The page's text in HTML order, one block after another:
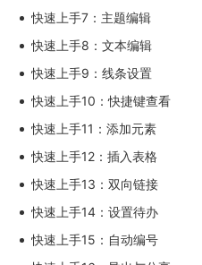
快速上手7：主题编辑
快速上手8：文本编辑
快速上手9：线条设置
快速上手10：快捷键查看
快速上手11：添加元素
快速上手12：插入表格
快速上手13：双向链接
快速上手14：设置待办
快速上手15：自动编号